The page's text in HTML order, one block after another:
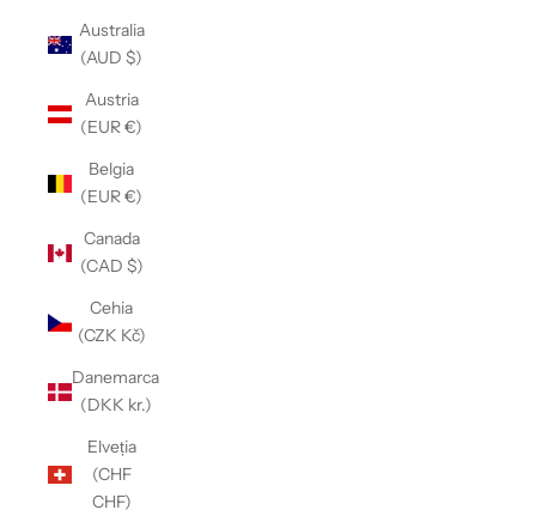
Australia
(AUD $)
Austria
(EUR €)
Belgia
(EUR €)
Canada
(CAD $)
Cehia
(CZK Kč)
Danemarca
(DKK kr.)
Elveția
(CHF
CHF)